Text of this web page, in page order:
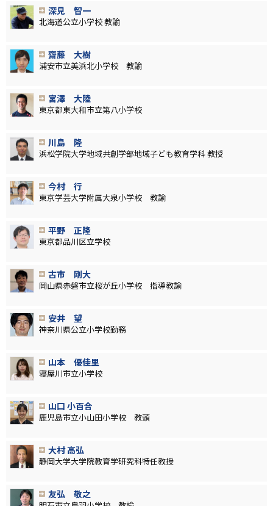
深見 智一
北海道公立小学校 教諭
齋藤 大樹
浦安市立美浜北小学校 教諭
宮澤 大陸
東京都東大和市立第八小学校
川島 隆
浜松学院大学地域共創学部地域子ども教育学科 教授
今村 行
東京学芸大学附属大泉小学校 教諭
平野 正隆
東京都品川区立学校
古市 剛大
岡山県赤磐市立桜が丘小学校 指導教諭
安井 望
神奈川県公立小学校勤務
山本 優佳里
寝屋川市立小学校
山口 小百合
鹿児島市立小山田小学校 教頭
大村 高弘
静岡大学大学院教育学研究科特任教授
友弘 敬之